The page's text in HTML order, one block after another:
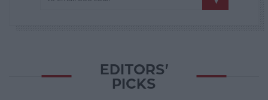
EDITORS'
PICKS